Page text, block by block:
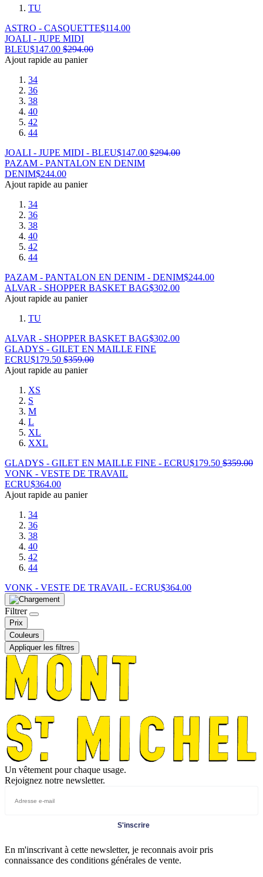
TU
ASTRO - CASQUETTE$114.00
JOALI - JUPE MIDI
BLEU$147.00 $294.00
Ajout rapide au panier
34
36
38
40
42
44
JOALI - JUPE MIDI - BLEU$147.00 $294.00
PAZAM - PANTALON EN DENIM
DENIM$244.00
Ajout rapide au panier
34
36
38
40
42
44
PAZAM - PANTALON EN DENIM - DENIM$244.00
ALVAR - SHOPPER BASKET BAG$302.00
Ajout rapide au panier
TU
ALVAR - SHOPPER BASKET BAG$302.00
GLADYS - GILET EN MAILLE FINE
ECRU$179.50 $359.00
Ajout rapide au panier
XS
S
M
L
XL
XXL
GLADYS - GILET EN MAILLE FINE - ECRU$179.50 $359.00
VONK - VESTE DE TRAVAIL
ECRU$364.00
Ajout rapide au panier
34
36
38
40
42
44
VONK - VESTE DE TRAVAIL - ECRU$364.00
Filtrer
Prix
Couleurs
Appliquer les filtres
Un vêtement pour chaque usage.
Rejoignez notre newsletter.
S'inscrire
En m'inscrivant à cette newsletter, je reconnais avoir pris
connaissance des conditions générales de vente.